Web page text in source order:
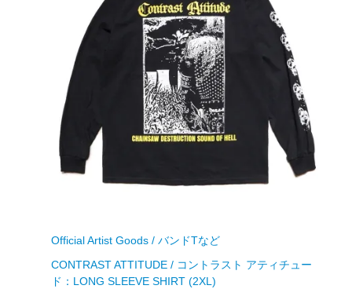
Official Artist Goods / バンドTなど
CONTRAST ATTITUDE / コントラスト アティチュー
ド：LONG SLEEVE SHIRT (2XL)